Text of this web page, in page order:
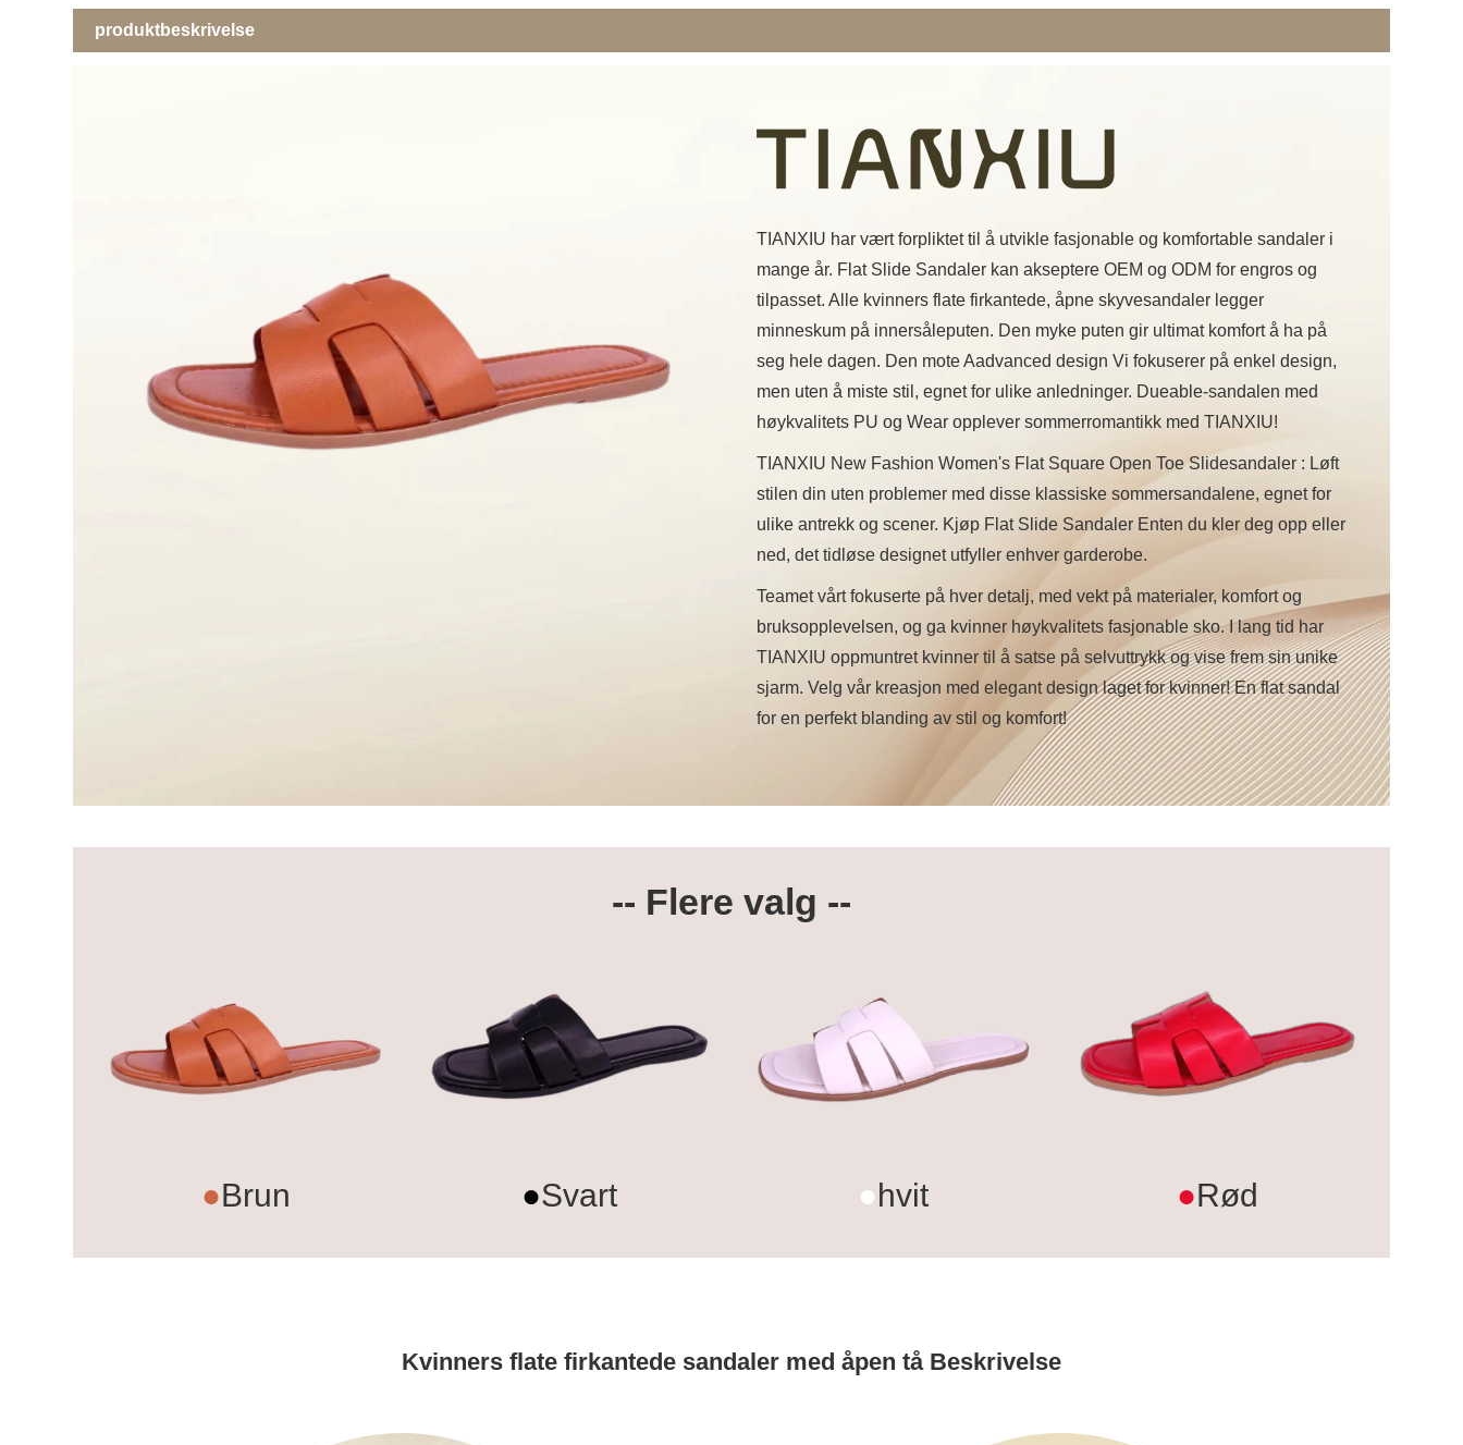
produktbeskrivelse
TIANXIU har vært forpliktet til å utvikle fasjonable og komfortable sandaler i
mange år. Flat Slide Sandaler kan akseptere OEM og ODM for engros og
tilpasset. Alle kvinners flate firkantede, åpne skyvesandaler legger
minneskum på innersåleputen. Den myke puten gir ultimat komfort å ha på
seg hele dagen. Den mote Aadvanced design Vi fokuserer på enkel design,
men uten å miste stil, egnet for ulike anledninger. Dueable-sandalen med
høykvalitets PU og Wear opplever sommerromantikk med TIANXIU!
TIANXIU New Fashion Women's Flat Square Open Toe Slidesandaler : Løft
stilen din uten problemer med disse klassiske sommersandalene, egnet for
ulike antrekk og scener. Kjøp Flat Slide Sandaler Enten du kler deg opp eller
ned, det tidløse designet utfyller enhver garderobe.
Teamet vårt fokuserte på hver detalj, med vekt på materialer, komfort og
bruksopplevelsen, og ga kvinner høykvalitets fasjonable sko. I lang tid har
TIANXIU oppmuntret kvinner til å satse på selvuttrykk og vise frem sin unike
sjarm. Velg vår kreasjon med elegant design laget for kvinner! En flat sandal
for en perfekt blanding av stil og komfort!
-- Flere valg --
●Brun ●Svart ●hvit ●Rød
Kvinners flate firkantede sandaler med åpen tå Beskrivelse